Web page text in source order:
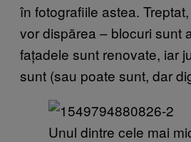
în fotografiile astea.
vor dispărea – blocuri sunt
fațadele sunt renovate, iar
sunt (sau poate sunt, dar
Unul dintre cele mai